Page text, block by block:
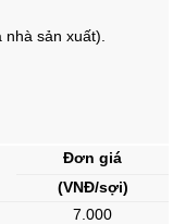
sản xuất).
Đơn giá
(VNĐ/sợi)
7.000